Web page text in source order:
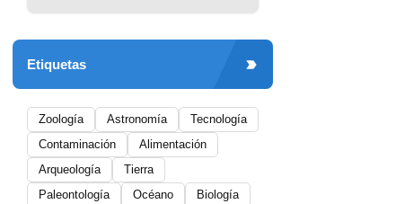
Etiquetas
Zoología Astronomía
Tecnología
Contaminación
Alimentación
Arqueología
Tierra
Paleontología
Océano
Biología